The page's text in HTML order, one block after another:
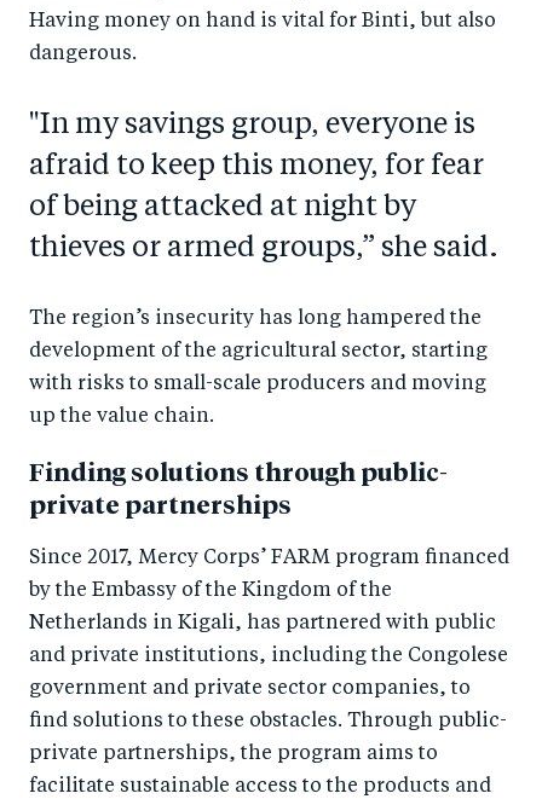
Having money on hand is vital for Binti, but also
dangerous.
"In my savings group, everyone is
afraid to keep this money, for fear
of being attacked at night by
thieves or armed groups,” she said.
The region’s insecurity has long hampered the
development of the agricultural sector, starting
with risks to small-scale producers and moving
up the value chain.
Finding solutions through public-
private partnerships
Since 2017, Mercy Corps’ FARM program financed
by the Embassy of the Kingdom of the
Netherlands in Kigali, has partnered with public
and private institutions, including the Congolese
government and private sector companies, to
find solutions to these obstacles. Through public-
private partnerships, the program aims to
facilitate sustainable access to the products and